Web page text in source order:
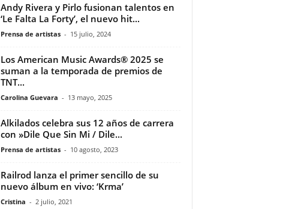
Andy Rivera y Pirlo fusionan talentos en
‘Le Falta La Forty’, el nuevo hit...
Prensa de artistas - 15 julio, 2024
Los American Music Awards® 2025 se
suman a la temporada de premios de
TNT...
Carolina Guevara - 13 mayo, 2025
Alkilados celebra sus 12 años de carrera
con »Dile Que Sin Mi / Dile...
Prensa de artistas - 10 agosto, 2023
Railrod lanza el primer sencillo de su
nuevo álbum en vivo: ‘Krma’
Cristina - 2 julio, 2021